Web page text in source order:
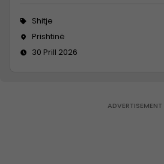
Shitje
Prishtinë
30 Prill 2026